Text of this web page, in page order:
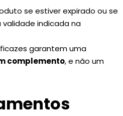
se estiver expirado ou se
indicada na
garantem uma
complemento, e não um